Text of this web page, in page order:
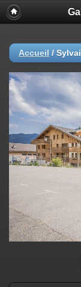
Accueil /